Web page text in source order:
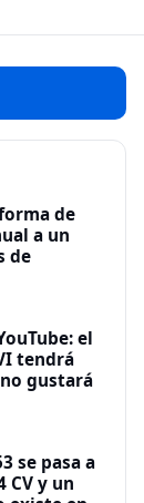
de
a un
de
el
tendrá
gustará
se pasa a
CV y un